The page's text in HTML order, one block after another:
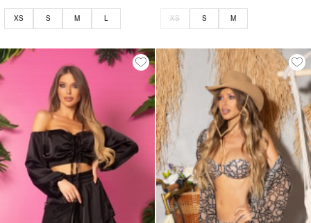
XS S M L XS S M